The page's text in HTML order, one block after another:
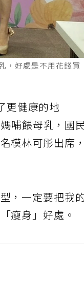
，好處是不用花錢買
更健康的地
哺餵母乳，國
模林可彤出席
，一定要把我
瘦身」好處。